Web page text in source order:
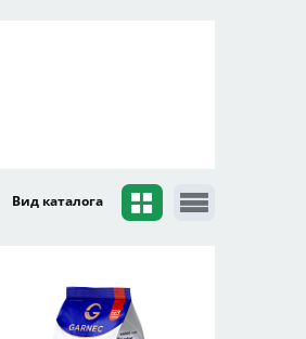
Вид каталога